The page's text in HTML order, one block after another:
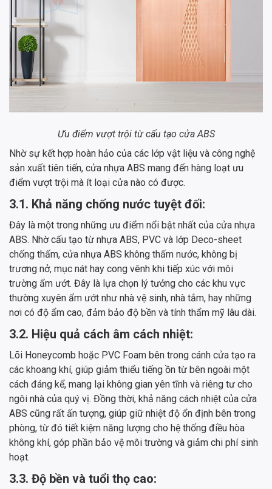
Ưu điểm vượt trội từ cấu tạo cửa ABS
Nhờ sự kết hợp hoàn hảo của các lớp vật liệu và công nghệ
sản xuất tiên tiến, cửa nhựa ABS mang đến hàng loạt ưu
điểm vượt trội mà ít loại cửa nào có được.
3.1. Khả năng chống nước tuyệt đối:
Đây là một trong những ưu điểm nổi bật nhất của cửa nhựa
ABS. Nhờ cấu tạo từ nhựa ABS, PVC và lớp Deco-sheet
chống thấm, cửa nhựa ABS không thấm nước, không bị
trương nở, mục nát hay cong vênh khi tiếp xúc với môi
trường ẩm ướt. Đây là lựa chọn lý tưởng cho các khu vực
thường xuyên ẩm ướt như nhà vệ sinh, nhà tắm, hay những
nơi có độ ẩm cao, đảm bảo độ bền và tính thẩm mỹ lâu dài.
3.2. Hiệu quả cách âm cách nhiệt:
Lõi Honeycomb hoặc PVC Foam bên trong cánh cửa tạo ra
các khoang khí, giúp giảm thiểu tiếng ồn từ bên ngoài một
cách đáng kể, mang lại không gian yên tĩnh và riêng tư cho
ngôi nhà của quý vị. Đồng thời, khả năng cách nhiệt của cửa
ABS cũng rất ấn tượng, giúp giữ nhiệt độ ổn định bên trong
phòng, từ đó tiết kiệm năng lượng cho hệ thống điều hòa
không khí, góp phần bảo vệ môi trường và giảm chi phí sinh
hoạt.
3.3. Độ bền và tuổi thọ cao: